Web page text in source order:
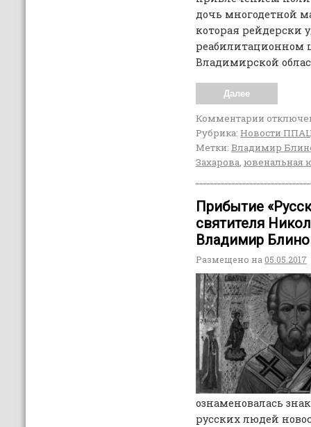
дочь многодетной
которая рейдерски
реабилитационном
Владимирской
Далее
Комментарии
Рубрика: Новости
Метки: Владимир
Захарова, ювенальная
Прибытие
святителя
Владимир
Размещено на 05.05.2017
ознаменовалась
русских людей